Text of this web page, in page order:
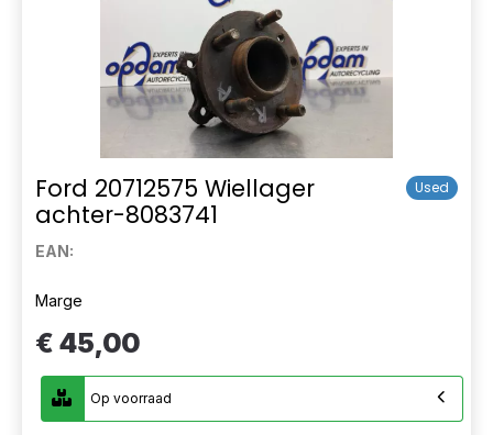
Ford 20712575 Wiellager
achter-8083741
Used
EAN:
Marge
€ 45,00
Op voorraad